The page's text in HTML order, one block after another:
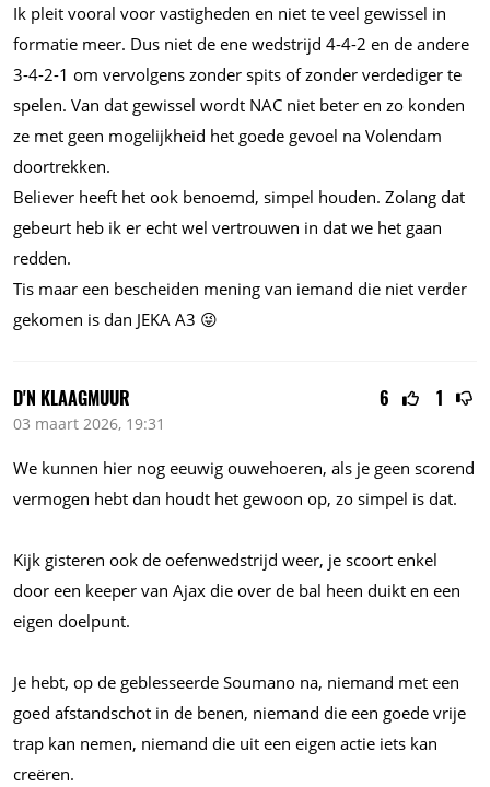
Ik pleit vooral voor vastigheden en niet te veel gewissel in
formatie meer. Dus niet de ene wedstrijd 4-4-2 en de andere
3-4-2-1 om vervolgens zonder spits of zonder verdediger te
spelen. Van dat gewissel wordt NAC niet beter en zo konden
ze met geen mogelijkheid het goede gevoel na Volendam
doortrekken.
Believer heeft het ook benoemd, simpel houden. Zolang dat
gebeurt heb ik er echt wel vertrouwen in dat we het gaan
redden.
Tis maar een bescheiden mening van iemand die niet verder
gekomen is dan JEKA A3 😜
6 1
D'N KLAAGMUUR
03 maart 2026, 19:31
We kunnen hier nog eeuwig ouwehoeren, als je geen scorend
vermogen hebt dan houdt het gewoon op, zo simpel is dat.
Kijk gisteren ook de oefenwedstrijd weer, je scoort enkel
door een keeper van Ajax die over de bal heen duikt en een
eigen doelpunt.
Je hebt, op de geblesseerde Soumano na, niemand met een
goed afstandschot in de benen, niemand die een goede vrije
trap kan nemen, niemand die uit een eigen actie iets kan
creëren.